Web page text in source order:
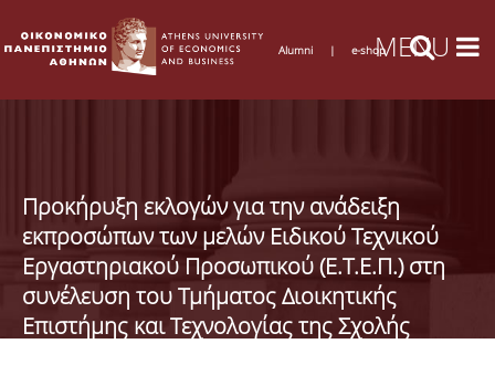
Alumni | e-shop
Προκήρυξη εκλογών για την ανάδειξη
εκπροσώπων των μελών Ειδικού Τεχνικού
Εργαστηριακού Προσωπικού (Ε.Τ.Ε.Π.) στη
συνέλευση του Τμήματος Διοικητικής
Επιστήμης και Τεχνολογίας της Σχολής